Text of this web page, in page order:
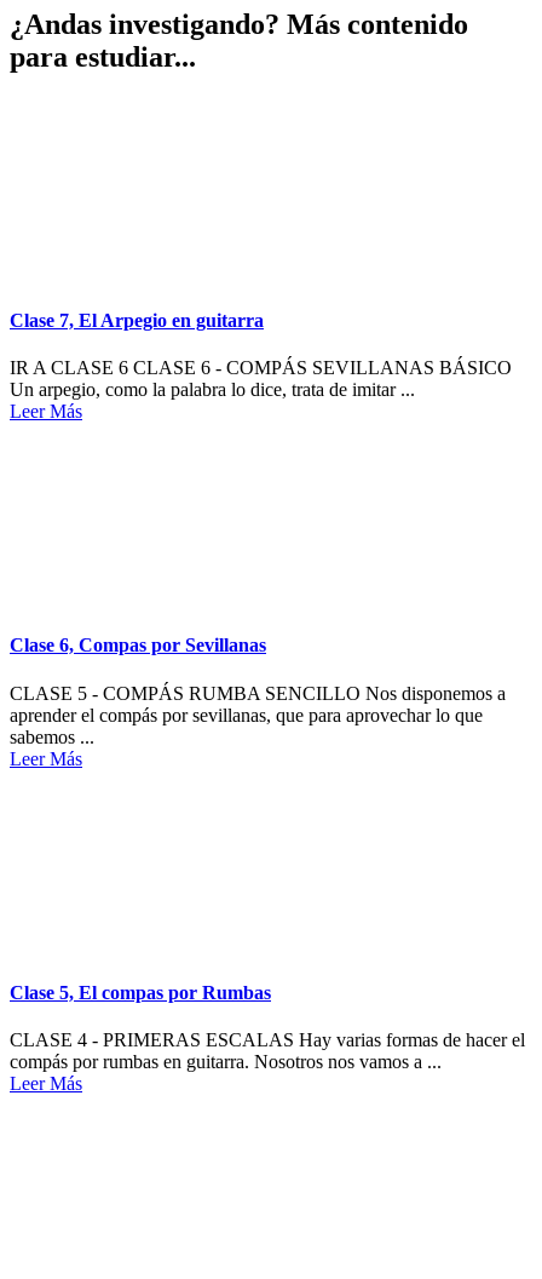
¿Andas investigando? Más contenido
para estudiar...
Clase 7, El Arpegio en guitarra
IR A CLASE 6 CLASE 6 - COMPÁS SEVILLANAS BÁSICO
Un arpegio, como la palabra lo dice, trata de imitar ...
Leer Más
Clase 6, Compas por Sevillanas
CLASE 5 - COMPÁS RUMBA SENCILLO Nos disponemos a
aprender el compás por sevillanas, que para aprovechar lo que
sabemos ...
Leer Más
Clase 5, El compas por Rumbas
CLASE 4 - PRIMERAS ESCALAS Hay varias formas de hacer el
compás por rumbas en guitarra. Nosotros nos vamos a ...
Leer Más